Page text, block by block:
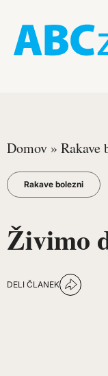
Domov » Rakave
Rakave bolezni
Živimo
DELI ČLANEK